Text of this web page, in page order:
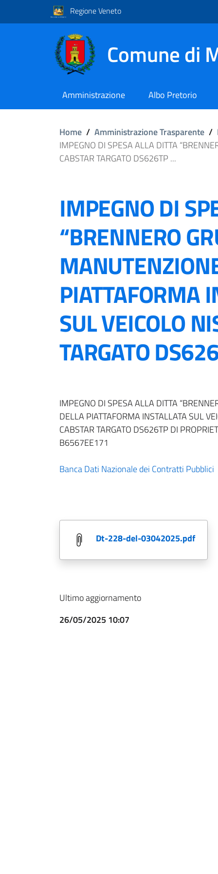
Regione Veneto
Comune di
Amministrazione Albo Pretorio
Home / Amministrazione Trasparente /
IMPEGNO DI SPESA ALLA DITTA
CABSTAR TARGATO DS626TP ...
IMPEGNO DI
“BRENNERO
PIATTAFORMA
SUL VEICOLO
TARGATO
IMPEGNO DI SPESA ALLA DITTA
DELLA PIATTAFORMA INSTALLATA SUL
CABSTAR TARGATO DS626TP DI
B6567EE171
Banca Dati Nazionale dei Contratti Pubblici
dt-228-del-03042025.pdf
Ultimo aggiornamento
26/05/2025 10:07